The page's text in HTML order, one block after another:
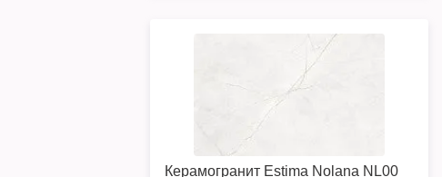
Керамогранит Estima Nolana NL00